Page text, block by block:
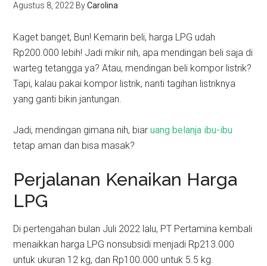
Agustus 8, 2022 ByCarolina
Kaget banget, Bun! Kemarin beli, harga LPG udah
Rp200.000 lebih! Jadi mikir nih, apa mendingan beli saja di
warteg tetangga ya? Atau, mendingan beli kompor listrik?
Tapi, kalau pakai kompor listrik, nanti tagihan listriknya
yang ganti bikin jantungan.
Jadi, mendingan gimana nih, biaruang belanja ibu-ibu
tetap aman dan bisa masak?
Perjalanan Kenaikan Harga
LPG
Di pertengahan bulan Juli 2022 lalu, PT Pertamina kembali
menaikkan harga LPG nonsubsidi menjadi Rp213.000
untuk ukuran 12 kg, dan Rp100.000 untuk 5.5 kg.